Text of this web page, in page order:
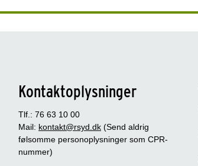
Kontaktoplysninger
Tlf.: 76 63 10 00
Mail: kontakt@rsyd.dk (Send aldrig
følsomme personoplysninger som CPR-
nummer)